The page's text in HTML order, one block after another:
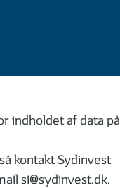
indholdet af data på
kontakt Sydinvest
si@sydinvest.dk.